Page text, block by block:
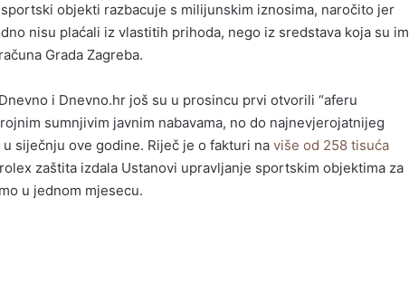
objekti razbacuje s milijunskim iznosima, naročito jer
nisu plaćali iz vlastitih prihoda, nego iz sredstava koja su im
Grada Zagreba.
i Dnevno.hr još su u prosincu prvi otvorili “aferu
sumnjivim javnim nabavama, no do najnevjerojatnijeg
siječnju ove godine. Riječ je o fakturi na više od 258 tisuća
zaštita izdala Ustanovi upravljanje sportskim objektima za
u jednom mjesecu.